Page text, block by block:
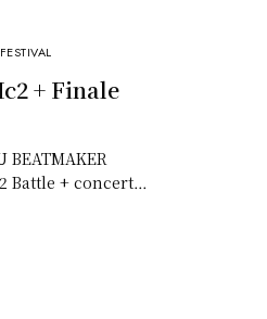
FESTIVAL
+ Finale
BEATMAKER
Battle + concert…